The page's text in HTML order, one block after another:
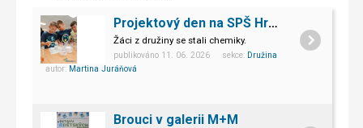
Projektový den na SPŠ Hranice
Žáci z družiny se stali chemiky.
publikováno 11. 06. 2026 sekce: Družina
autor: Martina Juráňová
Brouci v galerii M+M